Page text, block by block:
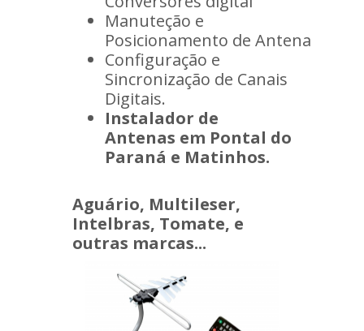
Manuteção e
Posicionamento de Antena
Configuração e
Sincronização de Canais
Digitais.
Instalador de
Antenas em Pontal do
Paraná e Matinhos.
Aguário, Multileser,
Intelbras, Tomate, e
outras marcas...